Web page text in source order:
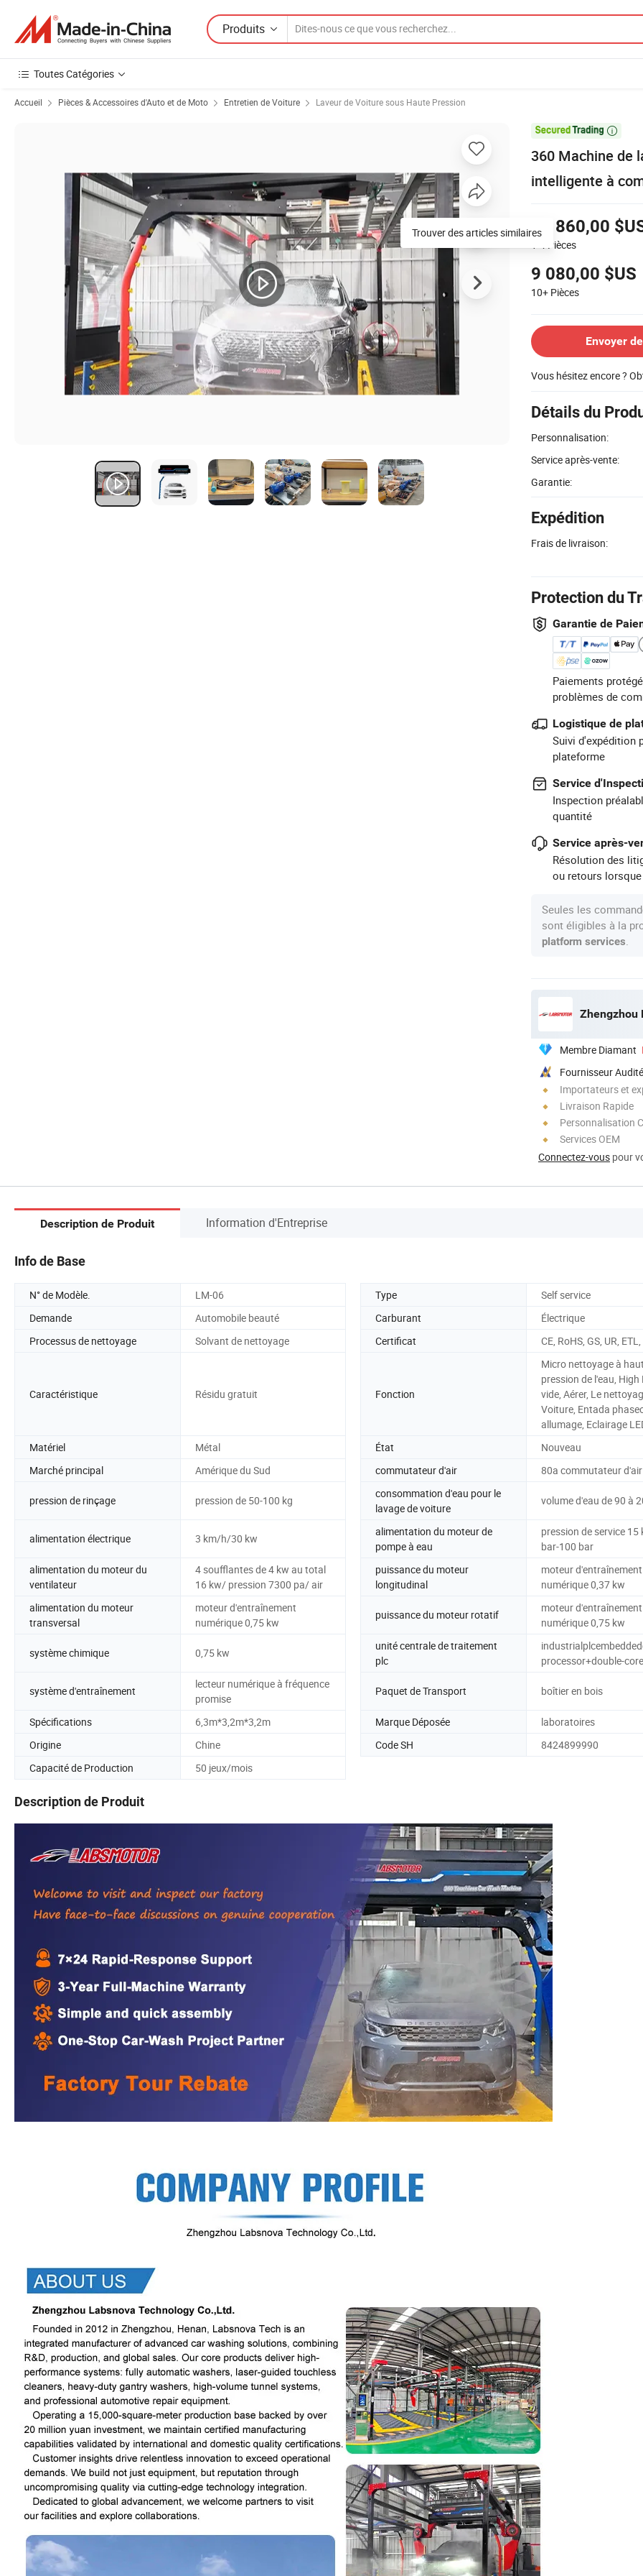
Produits
Toutes Catégories
Accueil Pièces & Accessoires d'Auto et de Moto Entretien de Voiture Laveur de Voiture sous Haute Pression

360 Machine de
intelligente à
11 860,00
1-4Pièces
9 080,00 $US
10+ Pièces
Envoyer
Vous hésitez encore ?
Détails du
Personnalisation:
Service après-vente:
Garantie:
Expédition
Frais de livraison:
Protection du
Garantie de
Paiements
problèmes de
Logistique de
Suivi d'expédition
plateforme
Service
Inspection
quantité
Service après-
Résolution des
ou retours
Seules les
sont éligibles à la
platform services
Zhengzhou
Membre Diamant
Fournisseur Audité
Importateurs et
Livraison Rapide
Personnalisation
Services OEM
Connectez-vous pour
Trouver des articles similaires
Description de Produit Information d'Entreprise
Info de Base
N° de Modèle. LM-06 Type
Self service
Demande
Automobile beauté Carburant
Électrique
Processus de nettoyage
Solvant de nettoyage Certificat CE, RoHS, GS, UR, ETL,
Caractéristique Résidu gratuit Fonction
Micro nettoyage à
pression de l'eau, High
vide, Aérer, Le
Voiture, Entada
allumage, Eclairage
Matériel
Métal État
Nouveau
Marché principal
Amérique du Sud commutateur d'air 80a commutateur d'air
pression de rinçage pression de 50-100 kg
consommation d'eau pour le
lavage de voiture
volume d'eau de 90 à
alimentation électrique 3 km/h/30 kw
alimentation du moteur de
pompe à eau
pression de service
bar-100 bar
alimentation du moteur du
ventilateur
4 soufflantes de 4 kw au total
16 kw/ pression 7300 pa/ air
puissance du moteur
longitudinal
moteur d'entraînement
numérique 0,37 kw
alimentation du moteur
transversal
moteur d'entraînement
numérique 0,75 kw
puissance du moteur rotatif
moteur d'entraînement
numérique 0,75 kw
système chimique 0,75 kw
unité centrale de traitement
plc
processor+double-
système d'entraînement
lecteur numérique à fréquence
promise
Paquet de Transport boîtier en bois
Spécifications 6,3m*3,2m*3,2m Marque Déposée
laboratoires
Origine
Chine Code SH
8424899990
Capacité de Production
50 jeux/mois
Description de Produit